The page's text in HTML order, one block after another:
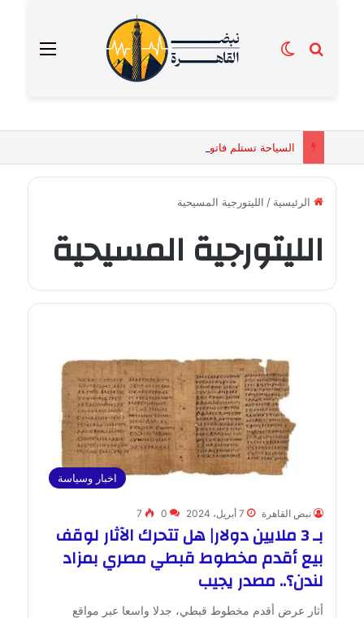
القائمة بحث عنالوضع المظلم
الرئيسية / الليتورجية المسيحية
الليتورجية المسيحية
اخبار وسياسة
نبض القاهرة 7 أبريل، 2024 0
7
بـ 3 ملايين دولار| هل تتحرك الآثار لوقف
بيع أقدم مخطوط قبطي مصري بمزاد
لندن؟.. مصدر يجيب
أثار عرض أقدم مخطوط قبطي، جدلا واسعا عبر مواقع